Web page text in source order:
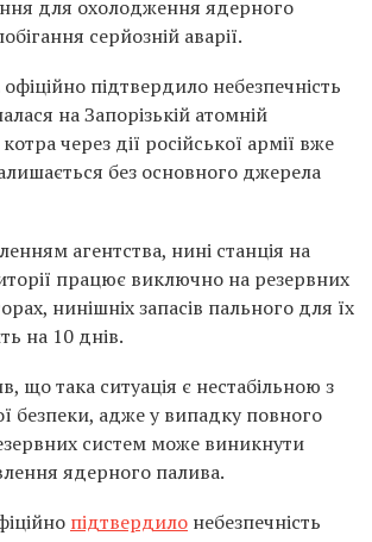
для охолодження ядерного
серйозній аварії.
підтвердило небезпечність
на Запорізькій атомній
через дії російської армії вже
без основного джерела
агентства, нині станція на
працює виключно на резервних
нинішніх запасів пального для їх
на 10 днів.
що така ситуація є нестабільною з
безпеки, адже у випадку повного
систем може виникнути
ядерного палива.
підтвердило небезпечність